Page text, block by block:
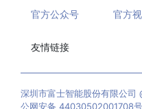
官方公众号 官方
友情链接
深圳市富士智能股份有限公
公网安备 44030502001708号